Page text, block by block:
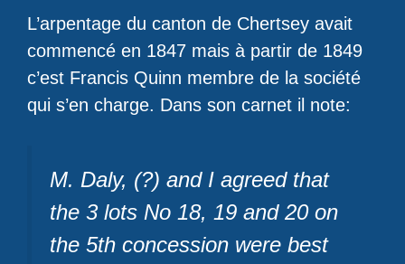
L’arpentage du canton de Chertsey avait
commencé en 1847 mais à partir de 1849
c’est Francis Quinn membre de la société
qui s’en charge. Dans son carnet il note:
M. Daly, (?) and I agreed that
the 3 lots No 18, 19 and 20 on
the 5th concession were best